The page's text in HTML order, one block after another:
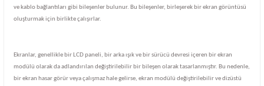
ve kablo bağlantıları gibi bileşenler bulunur. Bu bileşenler, birleşerek bir ekran görüntüsü
oluşturmak için birlikte çalışırlar.
Ekranlar, genellikle bir LCD paneli, bir arka ışık ve bir sürücü devresi içeren bir ekran
modülü olarak da adlandırılan değiştirilebilir bir bileşen olarak tasarlanmıştır. Bu nedenle,
bir ekran hasar görür veya çalışmaz hale gelirse, ekran modülü değiştirilebilir ve dizüstü